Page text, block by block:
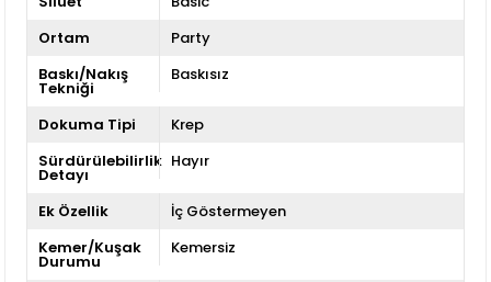
Ortam
Party
Baskı/Nakış
Tekniği
Baskısız
Dokuma Tipi
Krep
Sürdürülebilirlik
Detayı
Hayır
Ek Özellik
İç Göstermeyen
Kemer/Kuşak
Durumu
Kemersiz